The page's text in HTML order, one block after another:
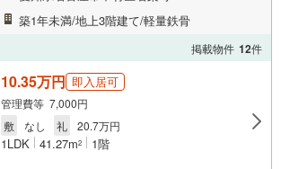
築1年未満/地上3階建て/軽量鉄骨
掲載物件 12件
10.35万円 即入居可
管理費等 7,000円
敷
なし 礼 20.7万円
1LDK 41.27m2 1階